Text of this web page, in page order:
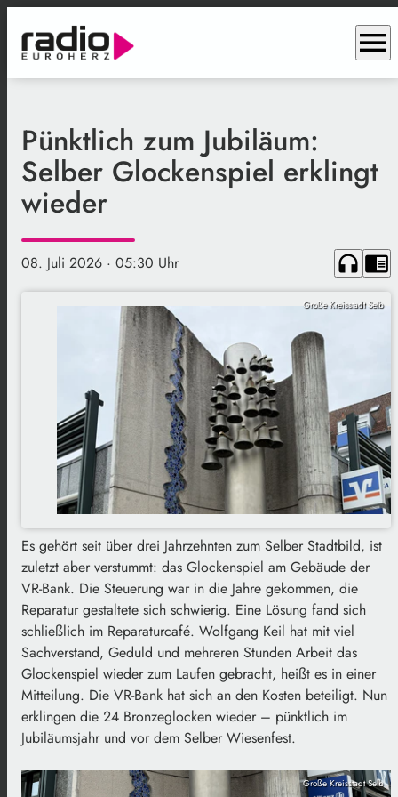
menu
Pünktlich zum Jubiläum:
Selber Glockenspiel erklingt
wieder
08. Juli 2026 · 05:30 Uhr headphones chrome_reader_mode
Große Kreisstadt Selb
Es gehört seit über drei Jahrzehnten zum Selber Stadtbild, ist
zuletzt aber verstummt: das Glockenspiel am Gebäude der
VR-Bank. Die Steuerung war in die Jahre gekommen, die
Reparatur gestaltete sich schwierig. Eine Lösung fand sich
schließlich im Reparaturcafé. Wolfgang Keil hat mit viel
Sachverstand, Geduld und mehreren Stunden Arbeit das
Glockenspiel wieder zum Laufen gebracht, heißt es in einer
Mitteilung. Die VR-Bank hat sich an den Kosten beteiligt. Nun
erklingen die 24 Bronzeglocken wieder – pünktlich im
Jubiläumsjahr und vor dem Selber Wiesenfest.
Große Kreisstadt Selb